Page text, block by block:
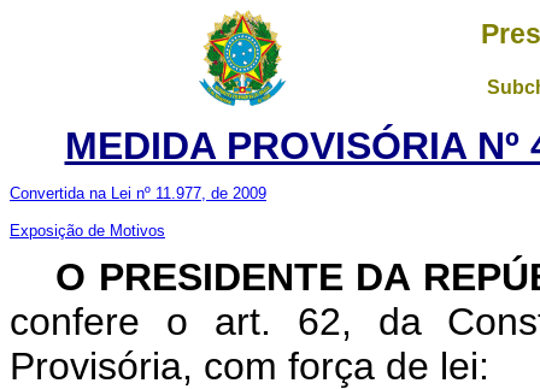
MEDIDA PROVISÓRIA
Convertida na Lei nº 11.977, de 2009
Exposição de Motivos
O PRESIDENTE DA
confere o art. 62, da
Provisória, com força de lei: